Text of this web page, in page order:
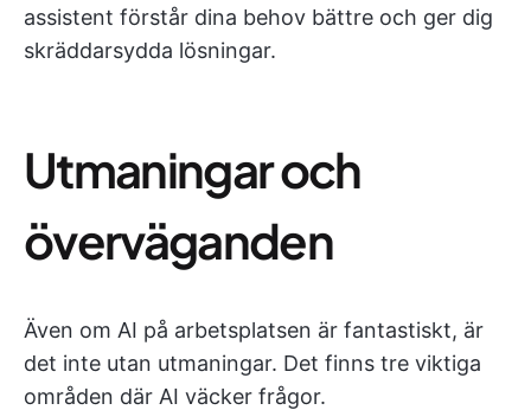
assistent förstår dina behov bättre och ger dig
skräddarsydda lösningar.
Utmaningar och
överväganden
Även om AI på arbetsplatsen är fantastiskt, är
det inte utan utmaningar. Det finns tre viktiga
områden där AI väcker frågor.